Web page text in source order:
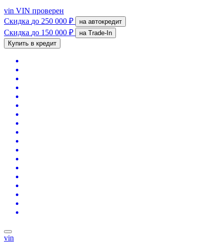
vin VIN проверен
Скидка до 250 000 ₽ на автокредит
Скидка до 150 000 ₽
на Trade-In
Купить в кредит
vin